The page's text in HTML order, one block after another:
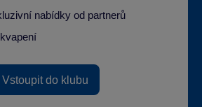
nabídky od partnerů
Vstoupit do klubu